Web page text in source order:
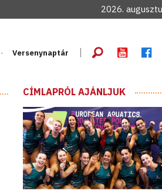
2026.
Versenynaptár
CÍMLAPRÓL AJÁNLJUK